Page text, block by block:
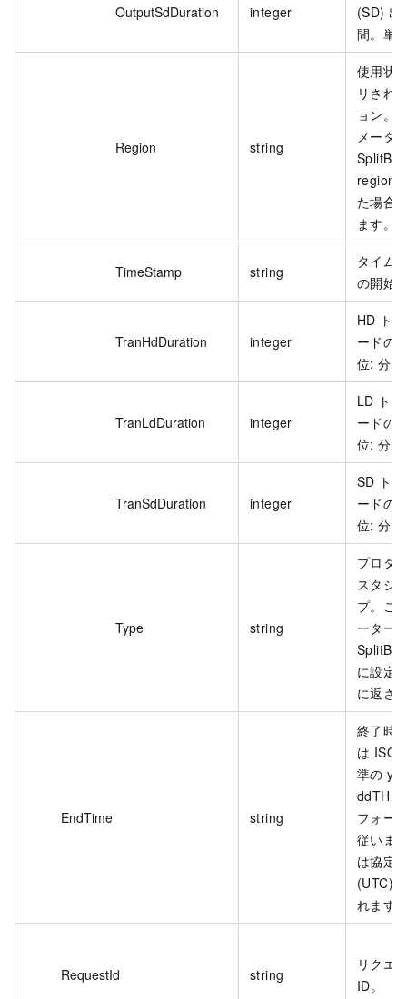
OutputSdDuration integer
(SD) 出
間。単
Region string
使用状
リされ
ョン。
メータ
SplitBy
region
た場合
ます。
TimeStamp string
タイム
の開始
TranHdDuration integer
HD ト
ードの
位: 分。
TranLdDuration integer
LD ト
ードの
位: 分。
TranSdDuration integer
SD ト
ードの
位: 分。
Type string
プロダ
スタジ
プ。こ
ーター
SplitBy
に設定
に返さ
EndTime string
終了時
は ISO
準の
フォー
従いま
は協定
(UTC)
れます
RequestId string
リクエ
ID。